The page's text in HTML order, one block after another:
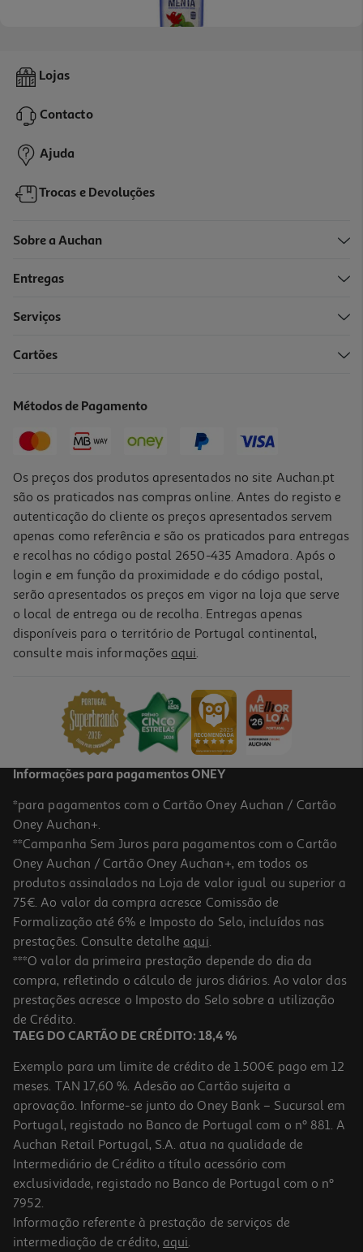
Pastilha Auchan Elástica Menta Sem Açúcar 45g
0,85 €
-36%
Pastilhas Sem Açucar Orbit Refresher's Strawberry Lemon 14g
Price reduced from
-36%
Pastilhas Orbit Elásticas Morango 14g
45 €/Kg
Price reduced from
0,99 €to
0,63 €
Promoção
-49%
Lojas
Contacto
Ajuda
Trocas e Devoluções
Sobre a Auchan
Entregas
Serviços
Cartões
Métodos de Pagamento
Os preços dos produtos apresentados no site Auchan.pt
são os praticados nas compras online. Antes do registo e
autenticação do cliente os preços apresentados servem
apenas como referência e são os praticados para entregas
e recolhas no código postal 2650-435 Amadora. Após o
login e em função da proximidade e do código postal,
serão apresentados os preços em vigor na loja que serve
o local de entrega ou de recolha. Entregas apenas
disponíveis para o território de Portugal continental,
consulte mais informações aqui.
Informações para pagamentos ONEY
*para pagamentos com o Cartão Oney Auchan / Cartão
Oney Auchan+.
**Campanha Sem Juros para pagamentos com o Cartão
Oney Auchan / Cartão Oney Auchan+, em todos os
produtos assinalados na Loja de valor igual ou superior a
75€. Ao valor da compra acresce Comissão de
Formalização até 6% e Imposto do Selo, incluídos nas
prestações. Consulte detalhe aqui.
***O valor da primeira prestação depende do dia da
compra, refletindo o cálculo de juros diários. Ao valor das
prestações acresce o Imposto do Selo sobre a utilização
de Crédito.
TAEG DO CARTÃO DE CRÉDITO: 18,4 %
Exemplo para um limite de crédito de 1.500€ pago em 12
meses. TAN 17,60 %. Adesão ao Cartão sujeita a
aprovação. Informe-se junto do Oney Bank – Sucursal em
Portugal, registado no Banco de Portugal com o nº 881. A
Auchan Retail Portugal, S.A. atua na qualidade de
Intermediário de Crédito a título acessório com
exclusividade, registado no Banco de Portugal com o nº
7952.
Informação referente à prestação de serviços de
intermediação de crédito, aqui.